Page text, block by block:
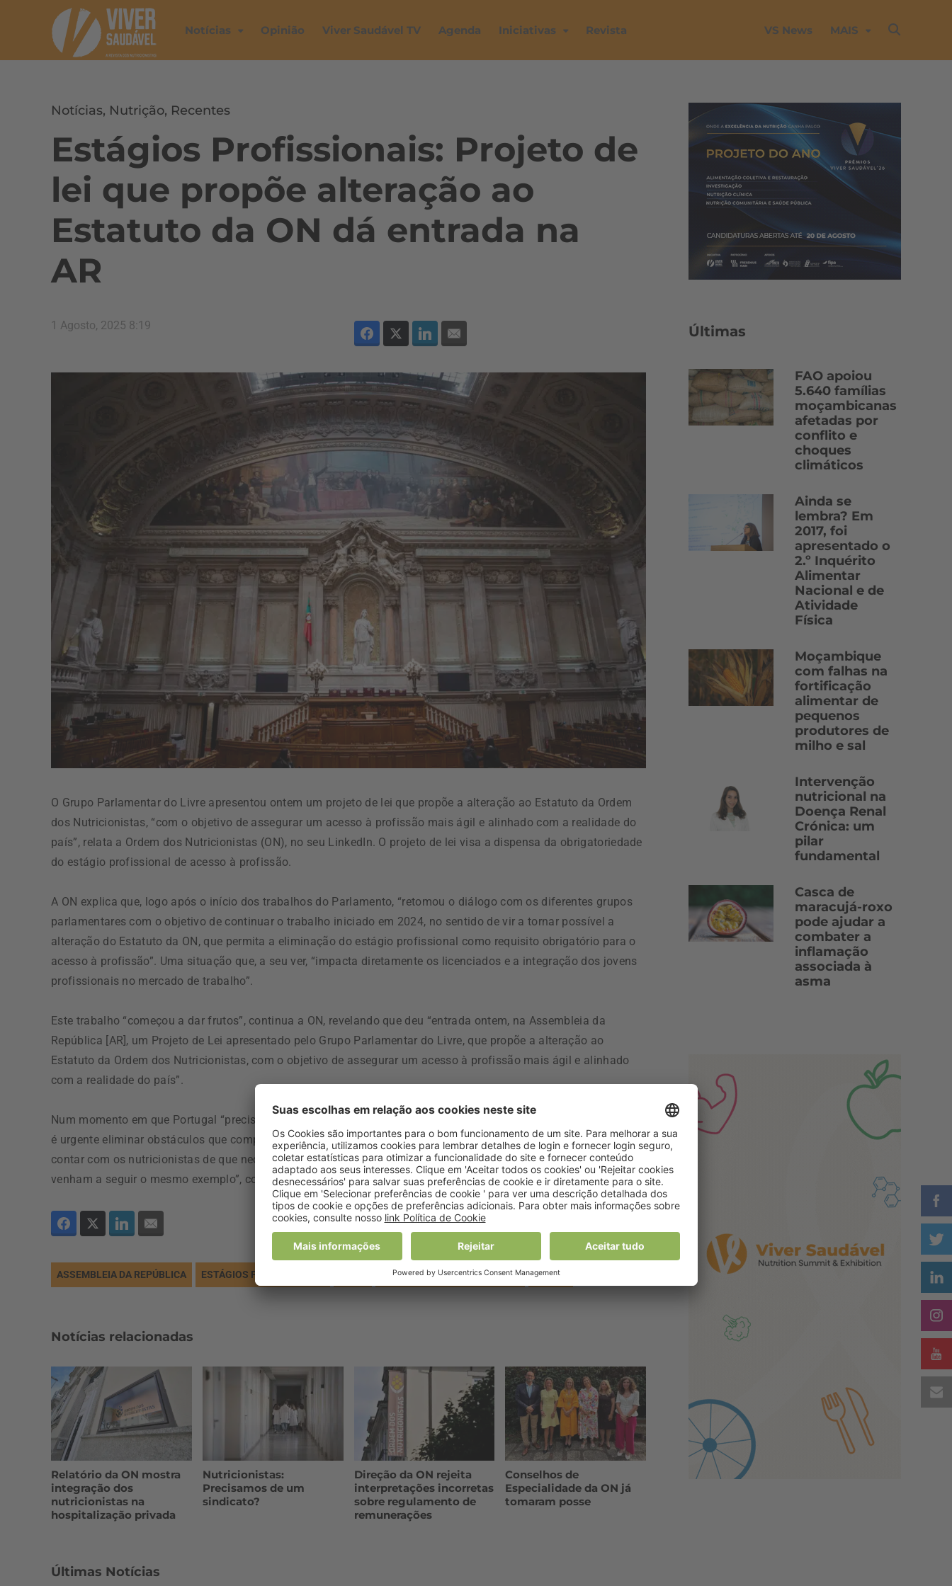
Notícias Opinião Viver Saudável TV Agenda Iniciativas Revista VS News MAIS
Notícias, Nutrição, Recentes
Estágios Profissionais: Projeto de
lei que propõe alteração ao
Estatuto da ON dá entrada na
AR
1 Agosto, 2025 8:19
O Grupo Parlamentar do Livre apresentou ontem um projeto de lei que propõe a alteração ao Estatuto da Ordem
dos Nutricionistas, “com o objetivo de assegurar um acesso à profissão mais ágil e alinhado com a realidade do
país”, relata a Ordem dos Nutricionistas (ON), no seu LinkedIn. O projeto de lei visa a dispensa da obrigatoriedade
do estágio profissional de acesso à profissão.
A ON explica que, logo após o início dos trabalhos do Parlamento, “retomou o diálogo com os diferentes grupos
parlamentares com o objetivo de continuar o trabalho iniciado em 2024, no sentido de vir a tornar possível a
alteração do Estatuto da ON, que permita a eliminação do estágio profissional como requisito obrigatório para o
acesso à profissão”. Uma situação que, a seu ver, “impacta diretamente os licenciados e a integração dos jovens
profissionais no mercado de trabalho”.
Este trabalho “começou a dar frutos”, continua a ON, revelando que deu “entrada ontem, na Assembleia da
República [AR], um Projeto de Lei apresentado pelo Grupo Parlamentar do Livre, que propõe a alteração ao
Estatuto da Ordem dos Nutricionistas, com o objetivo de assegurar um acesso à profissão mais ágil e alinhado
com a realidade do país”.
Num momento em que Portugal “precisa de mais de nutricionistas para responder aos desafios da saúde pública,
é urgente eliminar obstáculos que comprometem a integração no mercado de trabalho e garantir que o país possa
contar com os nutricionistas de que necessita. Ficamos com a expectativa que outros Grupos Parlamentares
venham a seguir o mesmo exemplo”, conclui a Ordem dos Nutricionistas.
ASSEMBLEIA DA REPÚBLICA ESTÁGIOS PROFISSIONAIS ORDEM DOS NUTRICIONISTAS SLIDER
Notícias relacionadas
Relatório da ON mostra
integração dos
nutricionistas na
hospitalização privada
Nutricionistas:
Precisamos de um
sindicato?
Direção da ON rejeita
interpretações incorretas
sobre regulamento de
remunerações
Conselhos de
Especialidade da ON já
tomaram posse
Últimas Notícias
Últimas
FAO apoiou
5.640 famílias
moçambicanas
afetadas por
conflito e
choques
climáticos
Ainda se
lembra? Em
2017, foi
apresentado o
2.º Inquérito
Alimentar
Nacional e de
Atividade
Física
Moçambique
com falhas na
fortificação
alimentar de
pequenos
produtores de
milho e sal
Intervenção
nutricional na
Doença Renal
Crónica: um
pilar
fundamental
Casca de
maracujá-roxo
pode ajudar a
combater a
inflamação
associada à
asma